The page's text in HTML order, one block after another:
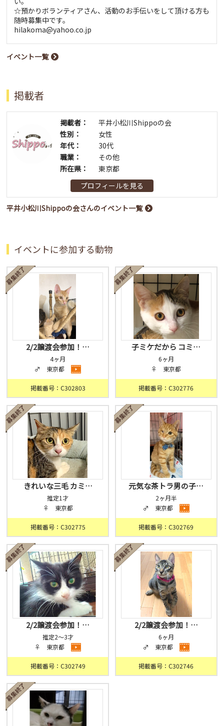
☆預かりボランティアさん、活動のお手伝いをして頂ける方も
随時募集中です。
hilakoma@yahoo.co.jp
イベント一覧
掲載者
掲載者：
平井小松川Shippoの会
性別：
女性
年代：
30代
職業：
その他
所在県：
東京都
プロフィールを見る
平井小松川Shippoの会さんのイベント一覧
イベントに参加する動物
2/2譲渡会参加！…
4ヶ月
♂ 東京都
掲載番号：C302803
子ミケだから コミ…
6ヶ月
♀ 東京都
掲載番号：C302776
きれいな三毛 カミ…
推定1才
♀ 東京都
掲載番号：C302775
元気な茶トラ男の子…
2ヶ月半
♂ 東京都
掲載番号：C302769
2/2譲渡会参加！…
推定2～3才
♀ 東京都
掲載番号：C302749
2/2譲渡会参加！…
6ヶ月
♂ 東京都
掲載番号：C302746